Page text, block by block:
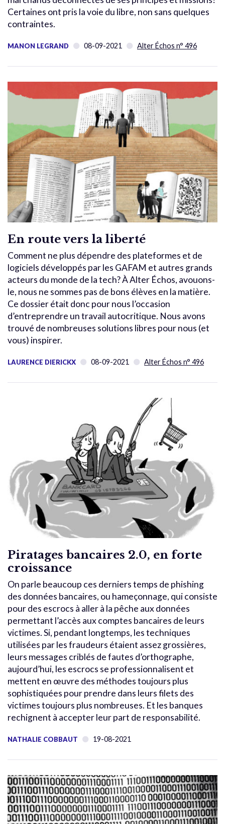
Certaines ont pris la voie du libre, non sans quelques
contraintes.
MANON LEGRAND 08-09-2021 Alter Échos n° 496
En route vers la liberté
Comment ne plus dépendre des plateformes et de
logiciels développés par les GAFAM et autres grands
acteurs du monde de la tech? À Alter Échos, avouons-
le, nous ne sommes pas de bons élèves en la matière.
Ce dossier était donc pour nous l’occasion
d’entreprendre un travail autocritique. Nous avons
trouvé de nombreuses solutions libres pour nous (et
vous) inspirer.
LAURENCE DIERICKX 08-09-2021 Alter Échos n° 496
Piratages bancaires 2.0, en forte
croissance
On parle beaucoup ces derniers temps de phishing
des données bancaires, ou hameçonnage, qui consiste
pour des escrocs à aller à la pêche aux données
permettant l’accès aux comptes bancaires de leurs
victimes. Si, pendant longtemps, les techniques
utilisées par les fraudeurs étaient assez grossières,
leurs messages criblés de fautes d’orthographe,
aujourd’hui, les escrocs se professionnalisent et
mettent en œuvre des méthodes toujours plus
sophistiquées pour prendre dans leurs filets des
victimes toujours plus nombreuses. Et les banques
rechignent à accepter leur part de responsabilité.
NATHALIE COBBAUT 19-08-2021